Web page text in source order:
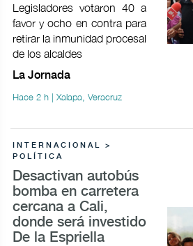
Legisladores votaron 40 a
favor y ocho en contra para
retirar la inmunidad procesal
de los alcaldes
La Jornada
Hace 2 h | Xalapa, Veracruz
INTERNACIONAL >
POLÍTICA
Desactivan autobús
bomba en carretera
cercana a Cali,
donde será investido
De la Espriella